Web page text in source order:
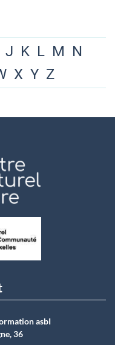
J K L M N
X Y Z
asbI
36